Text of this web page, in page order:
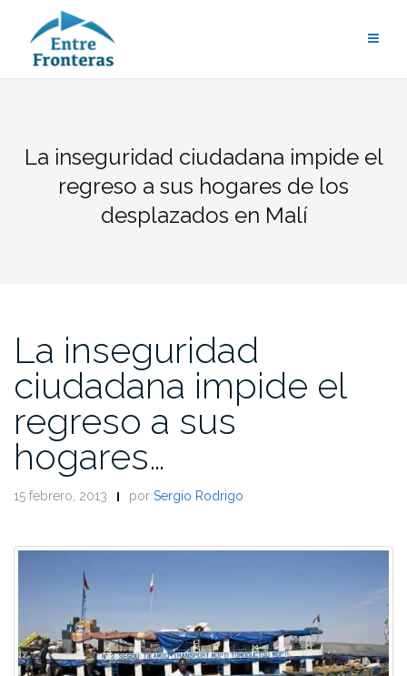
contenido
La inseguridad ciudadana impide el
regreso a sus hogares de los
desplazados en Malí
La inseguridad
ciudadana impide el
regreso a sus
hogares…
15 febrero, 2013 por Sergio Rodrigo